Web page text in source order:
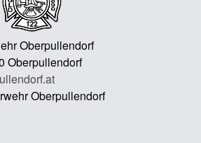
Oberpullendorf
Oberpullendorf
Oberpullendorf